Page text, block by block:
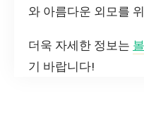
와 아름다운 외모를
더욱 자세한 정보는
기 바랍니다!